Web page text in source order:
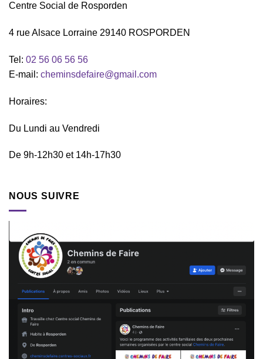
Centre Social de Rosporden
4 rue Alsace Lorraine 29140 ROSPORDEN
Tel: 02 56 06 56 56
E-mail: cheminsdefaire@gmail.com
Horaires:
Du Lundi au Vendredi
De 9h-12h30 et 14h-17h30
NOUS SUIVRE